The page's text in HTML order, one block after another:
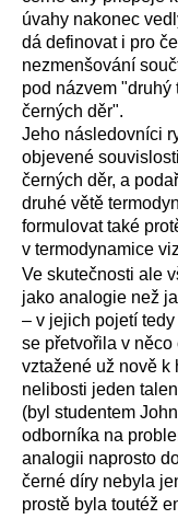
úvahy nakonec
dá definovat i pro
nezmenšování
pod názvem
černých děr".
Jeho následovníci
objevené
černých děr, a
druhé větě
formulovat také
v termodynamice viz
Ve skutečnosti ale
jako analogie než
– v jejich pojetí
se přetvořila v
vztažené už nově k
nelibosti jeden
(byl studentem
odborníka na
analogii naprosto
černé díry nebyla
prostě byla toutéž